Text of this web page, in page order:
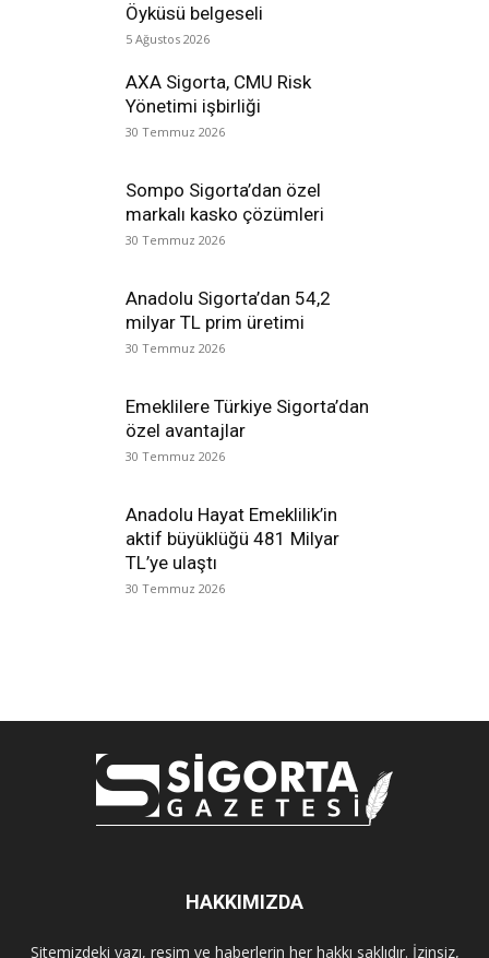
Öyküsü belgeseli
5 Ağustos 2026
AXA Sigorta, CMU Risk
Yönetimi işbirliği
30 Temmuz 2026
Sompo Sigorta’dan özel
markalı kasko çözümleri
30 Temmuz 2026
Anadolu Sigorta’dan 54,2
milyar TL prim üretimi
30 Temmuz 2026
Emeklilere Türkiye Sigorta’dan
özel avantajlar
30 Temmuz 2026
Anadolu Hayat Emeklilik’in
aktif büyüklüğü 481 Milyar
TL’ye ulaştı
30 Temmuz 2026
HAKKIMIZDA
Sitemizdeki yazı, resim ve haberlerin her hakkı saklıdır. İzinsiz,